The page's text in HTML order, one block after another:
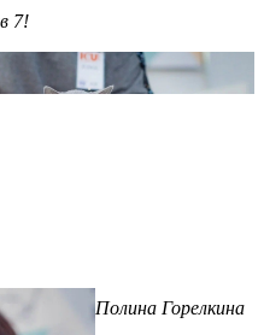
7!
Полина Горелкина